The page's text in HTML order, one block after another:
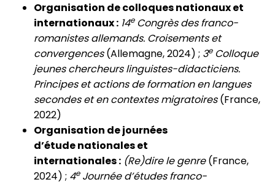
Organisation de colloques nationaux et
internationaux : 14eCongrès des franco-
romanistes allemands. Croisements et
convergences(Allemagne, 2024) ; 3eColloque
jeunes chercheurs linguistes-didacticiens.
Principes et actions de formation en langues
secondes et en contextes migratoires(France,
2022)
Organisation de journées
d’étude nationales et
internationales : (Re)dire le genre(France,
2024) ; 4eJournée d’études franco-